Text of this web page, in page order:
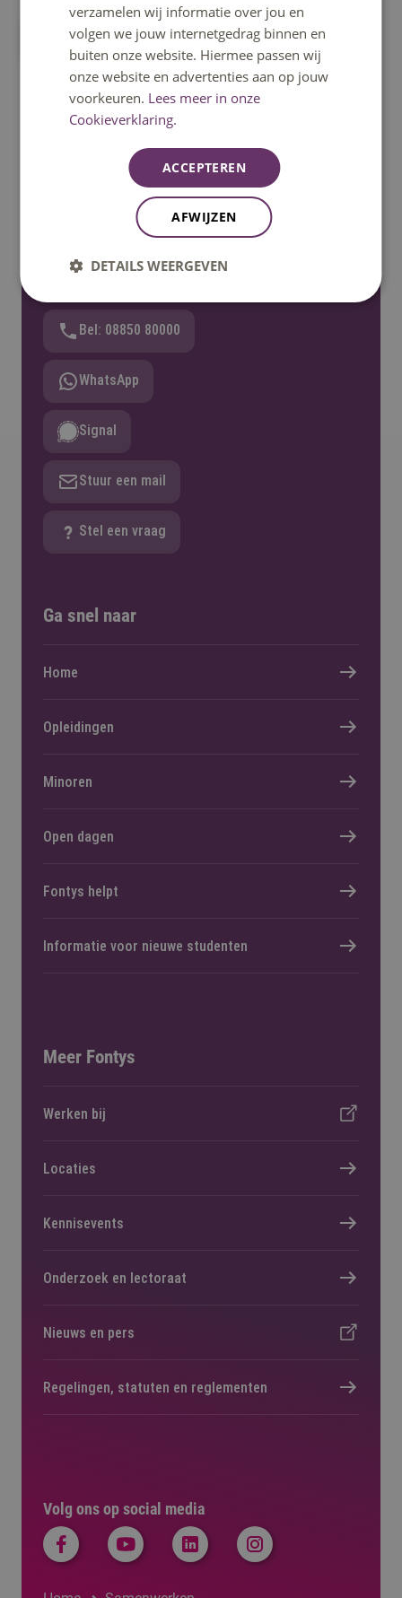
Meer over de SLIM-subsidie
Heb je een vraag?
Het klantcontactcentrum helpt je graag verder.
Telefonisch bereikbaar tot 12:30u.
Bel: 08850 80000
WhatsApp
Signal
Stuur een mail
Stel een vraag
Volg ons op social media
Ga snel naar
Home
Opleidingen
Minoren
Open dagen
Fontys helpt
Informatie voor nieuwe studenten
Meer Fontys
Werken bij
Locaties
Kennisevents
Onderzoek en lectoraat
Nieuws en pers
Regelingen, statuten en reglementen
verzamelen wij informatie over jou en
volgen we jouw internetgedrag binnen en
buiten onze website. Hiermee passen wij
onze website en advertenties aan op jouw
voorkeuren. Lees meer in onze
Cookieverklaring.
ACCEPTEREN
AFWIJZEN
DETAILS WEERGEVEN